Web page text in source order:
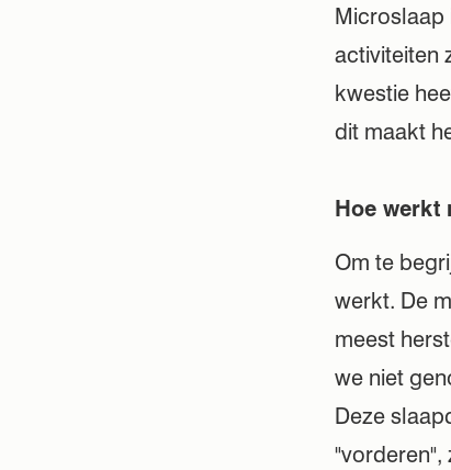
Microslaap
activiteiten
kwestie
dit maakt
Hoe werkt
Om te
werkt. De
meest
we niet
Deze
"vorderen",